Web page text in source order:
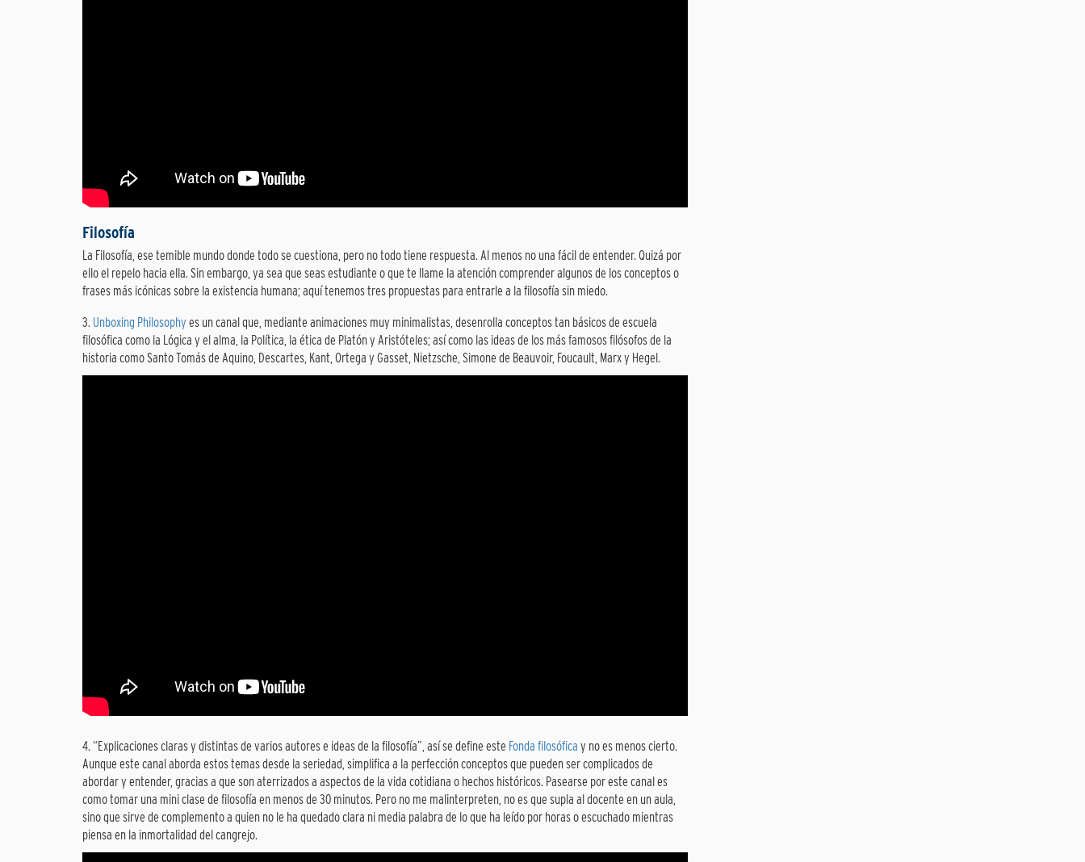
Filosofía
La Filosofía, ese temible mundo donde todo se cuestiona, pero no todo tiene respuesta. Al menos no una fácil de entender. Quizá por
ello el repelo hacia ella. Sin embargo, ya sea que seas estudiante o que te llame la atención comprender algunos de los conceptos o
frases más icónicas sobre la existencia humana; aquí tenemos tres propuestas para entrarle a la filosofía sin miedo.
3. Unboxing Philosophy es un canal que, mediante animaciones muy minimalistas, desenrolla conceptos tan básicos de escuela
filosófica como la Lógica y el alma, la Política, la ética de Platón y Aristóteles; así como las ideas de los más famosos filósofos de la
historia como Santo Tomás de Aquino, Descartes, Kant, Ortega y Gasset, Nietzsche, Simone de Beauvoir, Foucault, Marx y Hegel.
4. “Explicaciones claras y distintas de varios autores e ideas de la filosofía”, así se define este Fonda filosófica y no es menos cierto.
Aunque este canal aborda estos temas desde la seriedad, simplifica a la perfección conceptos que pueden ser complicados de
abordar y entender, gracias a que son aterrizados a aspectos de la vida cotidiana o hechos históricos. Pasearse por este canal es
como tomar una mini clase de filosofía en menos de 30 minutos. Pero no me malinterpreten, no es que supla al docente en un aula,
sino que sirve de complemento a quien no le ha quedado clara ni media palabra de lo que ha leído por horas o escuchado mientras
piensa en la inmortalidad del cangrejo.